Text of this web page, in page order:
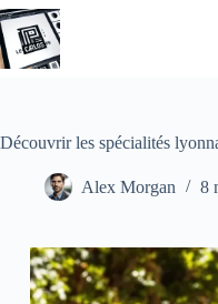
Passer
au
contenu
Découvrir les spécialités
Alex Morgan 8